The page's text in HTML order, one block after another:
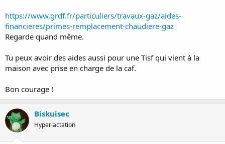
https://www.grdf.fr/particuliers/travaux-gaz/aides-
financieres/primes-remplacement-chaudiere-gaz
Regarde quand même.
Tu peux avoir des aides aussi pour une Tisf qui vient à la
maison avec prise en charge de la caf.
Bon courage !
Biskuisec
Hyperlactation